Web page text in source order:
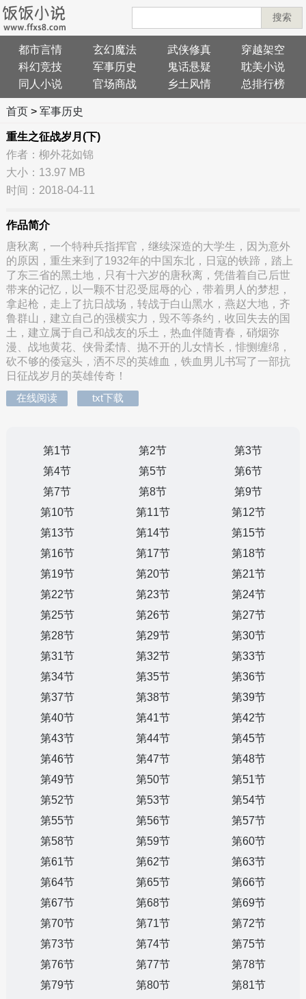
搜索
都市言情 玄幻魔法 武侠修真
穿越架空
科幻竞技
军事历史 鬼话悬疑
耽美小说
同人小说
官场商战 乡土风情 总排行榜
首页> 军事历史
重生之征战岁月(下)
作者：柳外花如锦
大小：13.97 MB
时间：2018-04-11
作品简介
唐秋离，一个特种兵指挥官，继续深造的大学生，因为意外
的原因，重生来到了1932年的中国东北，日寇的铁蹄，踏上
了东三省的黑土地，只有十六岁的唐秋离，凭借着自己后世
带来的记忆，以一颗不甘忍受屈辱的心，带着男人的梦想，
拿起枪，走上了抗日战场，转战于白山黑水，燕赵大地，齐
鲁群山，建立自己的强横实力，毁不等条约，收回失去的国
土，建立属于自己和战友的乐土，热血伴随青春，硝烟弥
漫、战地黄花、侠骨柔情、抛不开的儿女情长，悱恻缠绵，
砍不够的倭寇头，洒不尽的英雄血，铁血男儿书写了一部抗
日征战岁月的英雄传奇！
在线阅读
txt下载
第1节 第2节
第3节
第4节
第5节
第6节
第7节
第8节
第9节
第10节
第11节
第12节
第13节
第14节
第15节
第16节
第17节
第18节
第19节
第20节
第21节
第22节
第23节
第24节
第25节
第26节
第27节
第28节
第29节
第30节
第31节
第32节
第33节
第34节
第35节
第36节
第37节
第38节
第39节
第40节
第41节
第42节
第43节
第44节
第45节
第46节
第47节
第48节
第49节
第50节
第51节
第52节
第53节
第54节
第55节
第56节
第57节
第58节
第59节
第60节
第61节
第62节
第63节
第64节
第65节
第66节
第67节
第68节
第69节
第70节
第71节
第72节
第73节
第74节
第75节
第76节
第77节
第78节
第79节
第80节
第81节